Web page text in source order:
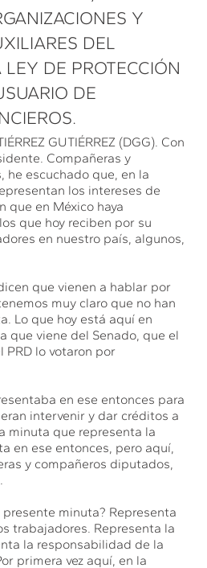
Y
DEL
DE PROTECCIÓN
DE
GUTIÉRREZ (DGG). Con
Compañeras y
he escuchado que, en la
los intereses de
que en México haya
que hoy reciben por su
en nuestro país, algunos,
que vienen a hablar por
muy claro que no han
Lo que hoy está aquí en
que viene del Senado, que el
PRD lo votaron por
en ese entonces para
intervenir y dar créditos a
minuta que representa la
en ese entonces, pero aquí,
y compañeros diputados,
minuta? Representa
trabajadores. Representa la
la responsabilidad de la
primera vez aquí, en la